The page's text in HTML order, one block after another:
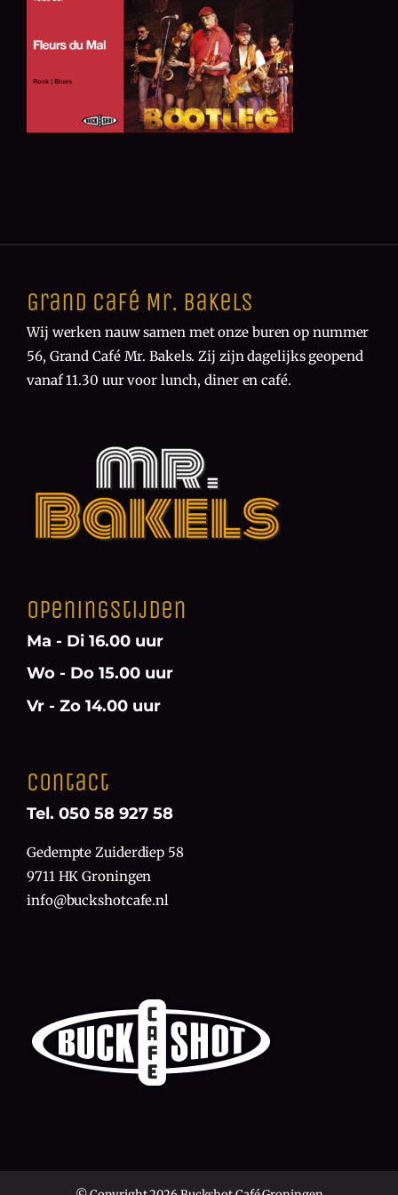
Grand Café Mr. Bakels
Wij werken nauw samen met onze buren op nummer
56, Grand Café Mr. Bakels. Zij zijn dagelijks geopend
vanaf 11.30 uur voor lunch, diner en café.
Openingstijden
Ma - Di 16.00 uur
Wo - Do 15.00 uur
Vr - Zo 14.00 uur
Contact
Tel. 050 58 927 58
Gedempte Zuiderdiep 58
9711 HK Groningen
info@buckshotcafe.nl